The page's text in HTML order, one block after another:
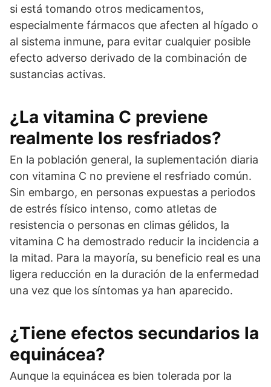
si está tomando otros medicamentos,
especialmente fármacos que afecten al hígado o
al sistema inmune, para evitar cualquier posible
efecto adverso derivado de la combinación de
sustancias activas.
¿La vitamina C previene
realmente los resfriados?
En la población general, la suplementación diaria
con vitamina C no previene el resfriado común.
Sin embargo, en personas expuestas a periodos
de estrés físico intenso, como atletas de
resistencia o personas en climas gélidos, la
vitamina C ha demostrado reducir la incidencia a
la mitad. Para la mayoría, su beneficio real es una
ligera reducción en la duración de la enfermedad
una vez que los síntomas ya han aparecido.
¿Tiene efectos secundarios la
equinácea?
Aunque la equinácea es bien tolerada por la